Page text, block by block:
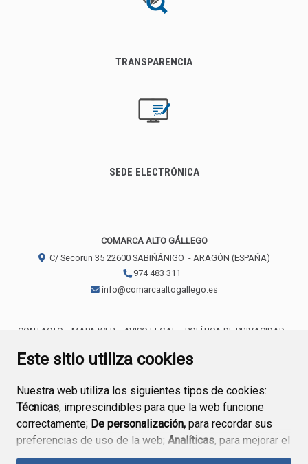
Este sitio utiliza cookies
Nuestra web utiliza los siguientes tipos de cookies:
Técnicas, imprescindibles para que la web funcione
correctamente; De personalización, para recordar sus
preferencias de uso de la web; Analíticas, para mejorar el
funcionamiento de la web y sus servicios.
TRANSPARENCIA
SEDE ELECTRÓNICA
COMARCA ALTO GÁLLEGO
C/ Secorun 35 22600 SABIÑÁNIGO - ARAGÓN (ESPAÑA)
974 483 311
info@comarcaaltogallego.es
CONTACTO MAPA WEB AVISO LEGAL
POLÍTICA DE PRIVACIDAD